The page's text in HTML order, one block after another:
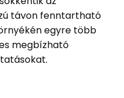
távon fenntartható
egyre több
megbízható